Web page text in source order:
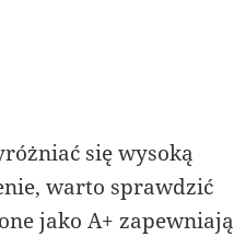
się wysoką
warto sprawdzić
jako A+ zapewniają